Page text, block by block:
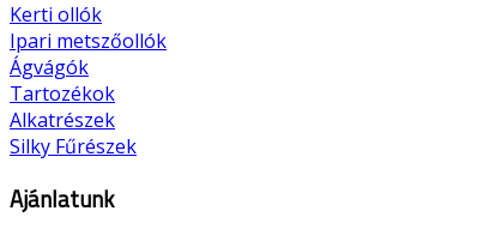
Kerti ollók
Ipari metszőollók
Ágvágók
Tartozékok
Alkatrészek
Silky Fűrészek
Ajánlatunk